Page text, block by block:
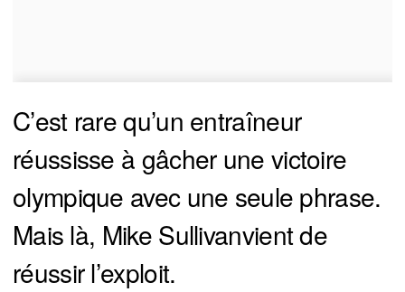
C’est rare qu’un entraîneur
réussisse à gâcher une victoire
olympique avec une seule phrase.
Mais là, Mike Sullivanvient de
réussir l’exploit.